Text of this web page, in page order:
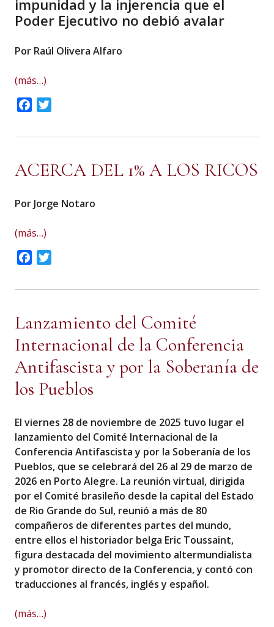
impunidad y la injerencia que el
Poder Ejecutivo no debió avalar
Por Raúl Olivera Alfaro
(más…)
Facebook
ACERCA DEL 1% A LOS RICOS
Por Jorge Notaro
(más…)
Facebook
Lanzamiento del Comité
Internacional de la Conferencia
Antifascista y por la Soberanía de
los Pueblos
El viernes 28 de noviembre de 2025 tuvo lugar el
lanzamiento del Comité Internacional de la
Conferencia Antifascista y por la Soberanía de los
Pueblos, que se celebrará del 26 al 29 de marzo de
2026 en Porto Alegre. La reunión virtual, dirigida
por el Comité brasileño desde la capital del Estado
de Rio Grande do Sul, reunió a más de 80
compañeros de diferentes partes del mundo,
entre ellos el historiador belga Eric Toussaint,
figura destacada del movimiento altermundialista
y promotor directo de la Conferencia, y contó con
traducciones al francés, inglés y español.
(más…)